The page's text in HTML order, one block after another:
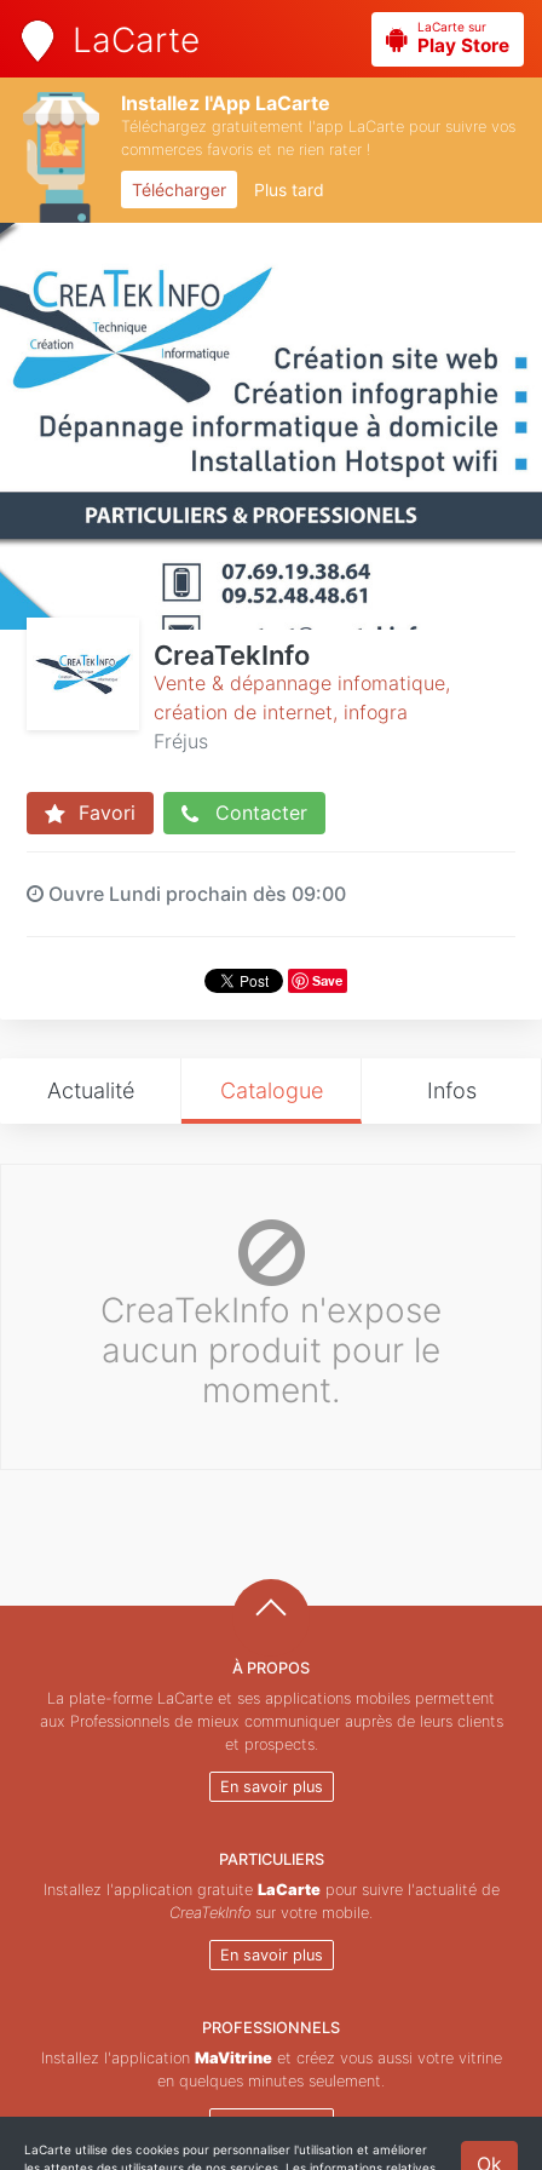
LaCarte LaCarte sur
Play Store
Installez l'App LaCarte
Téléchargez gratuitement l'app LaCarte pour suivre vos
commerces favoris et ne rien rater !
Télécharger Plus tard
CreaTekInfo
Vente & dépannage infomatique,
création de internet, infogra
Fréjus
Favori Contacter
Ouvre Lundi prochain dès 09:00
Save
Actualité Catalogue Infos
CreaTekInfo n'expose
aucun produit pour le
moment.
À PROPOS
La plate-forme LaCarte et ses applications mobiles permettent
aux Professionnels de mieux communiquer auprès de leurs clients
et prospects.
En savoir plus
PARTICULIERS
Installez l'application gratuite LaCartepour suivre l'actualité de
CreaTekInfo sur votre mobile.
En savoir plus
PROFESSIONNELS
Installez l'application MaVitrineet créez vous aussi votre vitrine
en quelques minutes seulement.
En savoir plus
Ok
LaCarte utilise des cookies pour personnaliser l'utilisation et améliorer